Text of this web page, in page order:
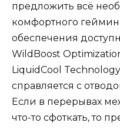
предложить всё
комфортного
обеспечения
WildBoost
LiquidCool
справляется с
Если в перерывах
что-то сфоткать, то